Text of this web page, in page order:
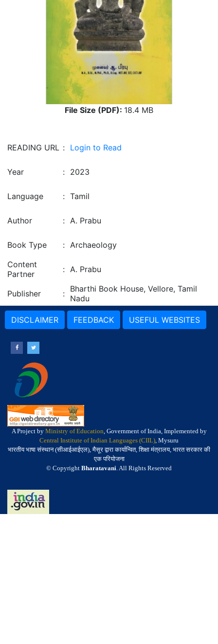
File Size (PDF): 18.4 MB
READING URL : Login to Read
Year : 2023
Language : Tamil
Author : A. Prabu
Book Type : Archaeology
Content
Partner
: A. Prabu
Publisher : Bharthi Book House, Vellore, Tamil
Nadu
DISCLAIMER FEEDBACK USEFUL WEBSITES
A Project by Ministry of Education, Government of India, Implemented by
Central Institute of Indian Languages (CIIL), Mysuru
भारतीय भाषा संस्थान (सीआईआईएल), मैसूर द्वारा कार्यान्वित, शिक्षा मंत्रालय, भारत सरकार की
एक परियोजना
© Copyright Bharatavani. All Rights Reserved